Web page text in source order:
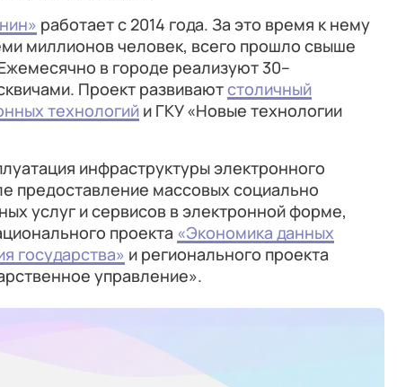
работает с 2014 года. За это время к нему
миллионов человек, всего прошло свыше
в городе реализуют 30–
Проект развиваютстоличный
технологий и ГКУ «Новые технологии
инфраструктуры электронного
предоставление массовых социально
услуг и сервисов в электронной форме,
проекта «Экономика данных
государства» и регионального проекта
управление».